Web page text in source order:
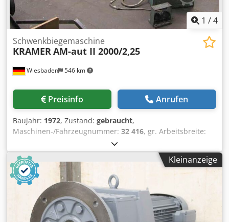
1 /4
Wiesbaden 546 km
Schwenkbiegemaschine
KRAMERAM-aut II 2000/2,25
Preisinfo Anrufen
Baujahr: 1972, Zustand: gebraucht,
Maschinen-/Fahrzeugnummer: 32 416, gr. Arbeitsbreite:
1530 mm fuer Bleche bis: 2,5 mm Oeffnungsweite
Oberwange: 290 mm Verstellbarkeit Biegewange: 90 mm
Oberwangenantrieb: 1,1 kW Unterwangenantrieb: 3 kW
Dcsdpoy Np Asfx Ac Hok Hinteranschlag: ja mm Gewicht:
2200 kg Platzbedarf: 800x3000x1380 mm Arbeitsbreite
normal (durch Beschaedigung der Oberwange links und
rechts, nicht mehr erreichbar) 2000 mm
Kleinanzeige